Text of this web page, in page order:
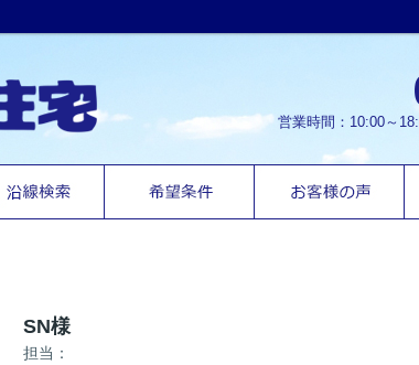
営業時間：10:00～
SN様
担当：